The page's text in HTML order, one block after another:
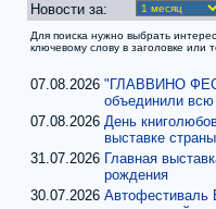
Новости за:
Для поиска нужно выбрать
ключевому слову в заголовке или
07.08.2026 "ГЛАВВИНО
объединили
07.08.2026 День
выставке страны
31.07.2026 Главная
рождения
30.07.2026 Автофестиваль